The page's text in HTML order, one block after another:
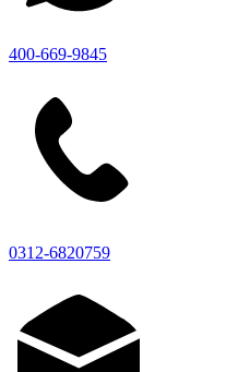
400-669-9845
0312-6820759